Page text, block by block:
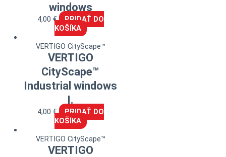
windows
4,00 €
PRIDAŤ DO
KOŠÍKA
VERTIGO CityScape™
VERTIGO
CityScape™
Industrial windows
I.
4,00 €
PRIDAŤ DO
KOŠÍKA
VERTIGO CityScape™
VERTIGO